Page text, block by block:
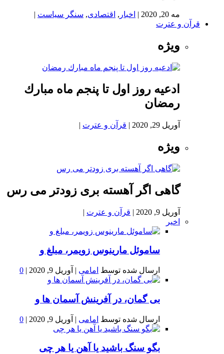
مه 20, 2020 | اخبار , اقتصادی, سنگر سیاست |
قرآن و عترت
ویژه
ادعيه روز اول تا پنجم ماه مبارك
رمضان
آوریل 29, 2020 | قرآن و عترت |
ویژه
گاهی اگر آهسته بری زودتر می رس
آوریل 9, 2020 | قرآن و عترت |
اخیر
ساموئل مارینوس زویمر، مبلغ و
ارسال شده توسط امامی | آوریل 9, 2020 |
0
بى گمان، در آفرينش آسمان ها و
ارسال شده توسط امامی | آوریل 9, 2020 |
0
بگو سنگ باشید یا آهن یا هر چی